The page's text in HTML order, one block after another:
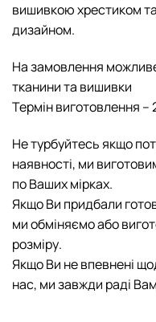
вишивкою хрестиком
дизайном.
На замовлення
тканини та вишивки
Термін виготовлення –
Не турбуйтесь якщо
наявності, ми
по Ваших мірках.
Якщо Ви придбали
ми обміняємо або
розміру.
Якщо Ви не впевнені
нас, ми завжди раді